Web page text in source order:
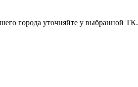
города уточняйте у выбранной ТК.